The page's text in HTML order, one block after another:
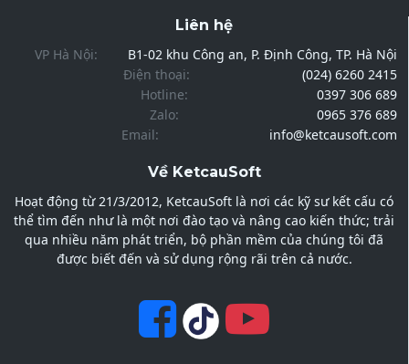
Liên hệ
VP Hà Nội:
B1-02 khu Công an, P. Định Công, TP. Hà Nội
Điện thoại:
(024) 6260 2415
Hotline:
0397 306 689
Zalo:
0965 376 689
Email:
info@ketcausoft.com
Về KetcauSoft
Hoạt động từ 21/3/2012, KetcauSoft là nơi các kỹ sư kết cấu có
thể tìm đến như là một nơi đào tạo và nâng cao kiến thức; trải
qua nhiều năm phát triển, bộ phần mềm của chúng tôi đã
được biết đến và sử dụng rộng rãi trên cả nước.